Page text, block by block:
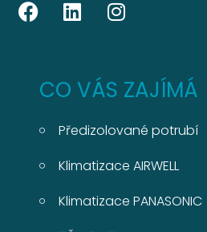
CO VÁS ZAJÍMÁ
Předizolované potrubí
Klimatizace AIRWELL
Klimatizace PANASONIC